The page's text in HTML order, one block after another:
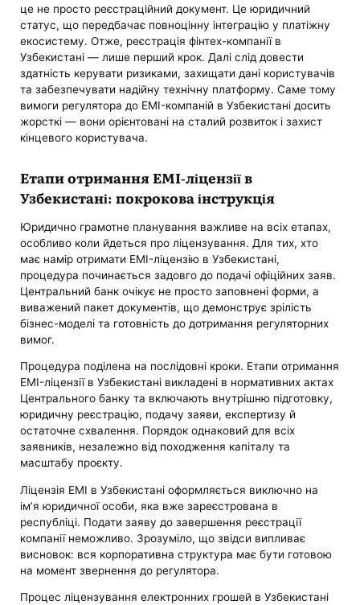
це не просто реєстраційний документ. Це юридичний
статус, що передбачає повноцінну інтеграцію у платіжну
екосистему. Отже, реєстрація фінтех-компанії в
Узбекистані — лише перший крок. Далі слід довести
здатність керувати ризиками, захищати дані користувачів
та забезпечувати надійну технічну платформу. Саме тому
вимоги регулятора до EMI-компаній в Узбекистані досить
жорсткі — вони орієнтовані на сталий розвиток і захист
кінцевого користувача.
Етапи отримання EMI-ліцензії в
Узбекистані: покрокова інструкція
Юридично грамотне планування важливе на всіх етапах,
особливо коли йдеться про ліцензування. Для тих, хто
має намір отримати EMI-ліцензію в Узбекистані,
процедура починається задовго до подачі офіційних заяв.
Центральний банк очікує не просто заповнені форми, а
виважений пакет документів, що демонструє зрілість
бізнес-моделі та готовність до дотримання регуляторних
вимог.
Процедура поділена на послідовні кроки. Етапи отримання
EMI-ліцензії в Узбекистані викладені в нормативних актах
Центрального банку та включають внутрішню підготовку,
юридичну реєстрацію, подачу заяви, експертизу й
остаточне схвалення. Порядок однаковий для всіх
заявників, незалежно від походження капіталу та
масштабу проєкту.
Ліцензія EMI в Узбекистані оформляється виключно на
ім’я юридичної особи, яка вже зареєстрована в
республіці. Подати заяву до завершення реєстрації
компанії неможливо. Зрозуміло, що звідси випливає
висновок: вся корпоративна структура має бути готовою
на момент звернення до регулятора.
Процес ліцензування електронних грошей в Узбекистані